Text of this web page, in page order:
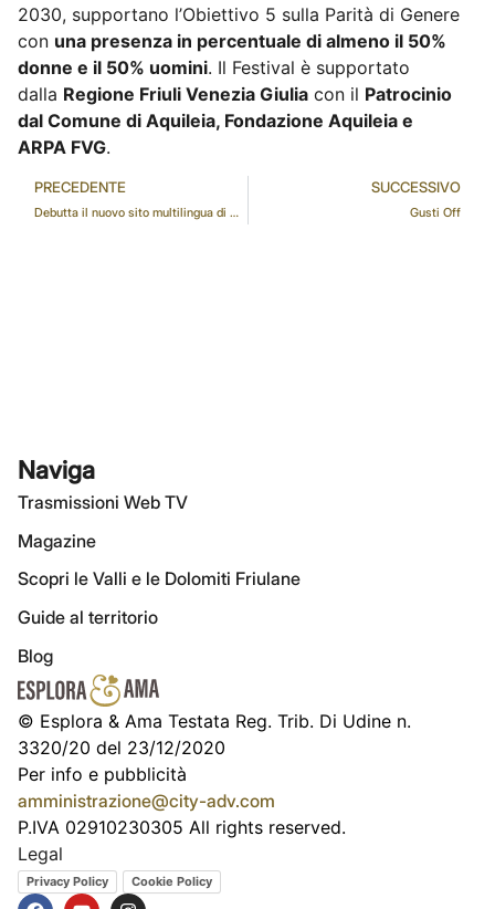
2030, supportano l’Obiettivo 5 sulla Parità di Genere
con una presenza in percentuale di almeno il 50%
donne e il 50% uomini. Il Festival è supportato
dalla Regione Friuli Venezia Giulia con il Patrocinio
dal Comune di Aquileia, Fondazione Aquileia e
ARPA FVG.
PRECEDENTE
Debutta il nuovo sito multilingua di Città Fiera
SUCCESSIVO
Gusti Off
Naviga
Trasmissioni Web TV
Magazine
Scopri le Valli e le Dolomiti Friulane
Guide al territorio
Blog
© Esplora & Ama Testata Reg. Trib. Di Udine n.
3320/20 del 23/12/2020
Per info e pubblicità
amministrazione@city-adv.com
P.IVA 02910230305 All rights reserved.
Legal
Privacy Policy Cookie Policy